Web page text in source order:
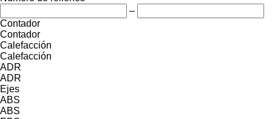
–
Contador
Contador
Calefacción
Calefacción
ADR
ADR
Ejes
ABS
ABS